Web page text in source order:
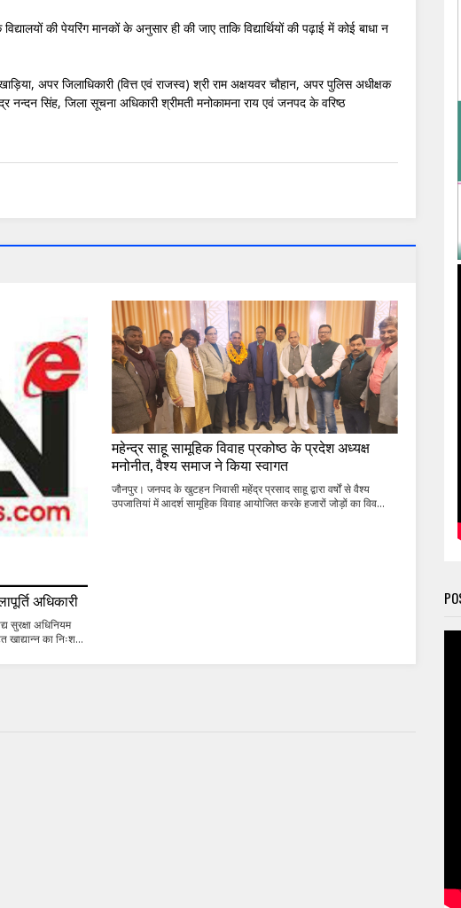
की पेयरिंग मानकों के अनुसार ही की जाए ताकि विद्यार्थियों की पढ़ाई में कोई बाधा न
अपर जिलाधिकारी (वित्त एवं राजस्व) श्री राम अक्षयवर चौहान, अपर पुलिस अधीक्षक
नन्दन सिंह, जिला सूचना अधिकारी श्रीमती मनोकामना राय एवं जनपद के वरिष्ठ
अधिकारी
सुरक्षा अधिनियम
का निःश...
महेन्द्र साहू सामूहिक विवाह प्रकोष्ठ के प्रदेश अध्यक्ष
मनोनीत, वैश्य समाज ने किया स्वागत
जौनपुर। जनपद के खुटहन निवासी महेंद्र प्रसाद साहू द्वारा वर्षों से वैश्य
उपजातियां में आदर्श सामूहिक विवाह आयोजित करके हजारों जोड़ों का विव...